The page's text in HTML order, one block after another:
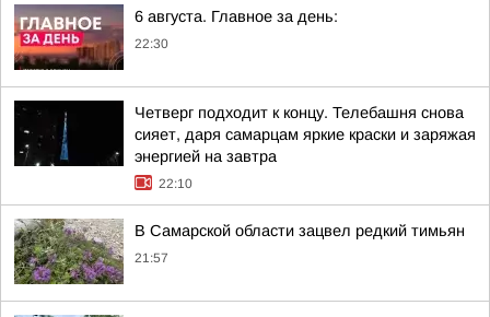
6 августа. Главное за день:
22:30
Четверг подходит к концу. Телебашня снова
сияет, даря самарцам яркие краски и заряжая
энергией на завтра
22:10
В Самарской области зацвел редкий тимьян
21:57